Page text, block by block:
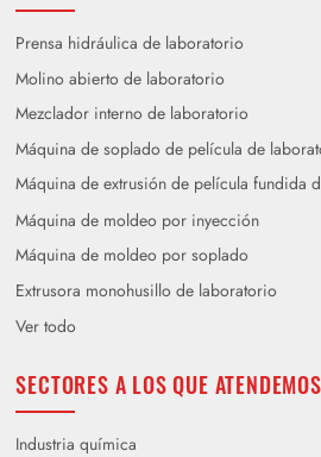
Prensa hidráulica de laboratorio
Molino abierto de laboratorio
Mezclador interno de laboratorio
Máquina de soplado de película de
Máquina de extrusión de película fundida
Máquina de moldeo por inyección
Máquina de moldeo por soplado
Extrusora monohusillo de laboratorio
Ver todo
SECTORES A LOS QUE ATENDEMOS
Industria química